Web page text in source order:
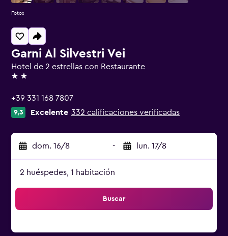
Garni Al Silvestri Vei
Hotel de 2 estrellas con Restaurante
2 estrellas
+39 331 168 7807
9,3 Excelente 332 calificaciones verificadas
dom. 16/8 - lun. 17/8
2 huéspedes, 1 habitación
Buscar
Fotos